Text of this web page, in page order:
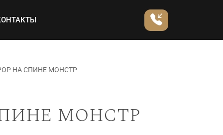
НА СПИНЕ МОНСТР
монстр